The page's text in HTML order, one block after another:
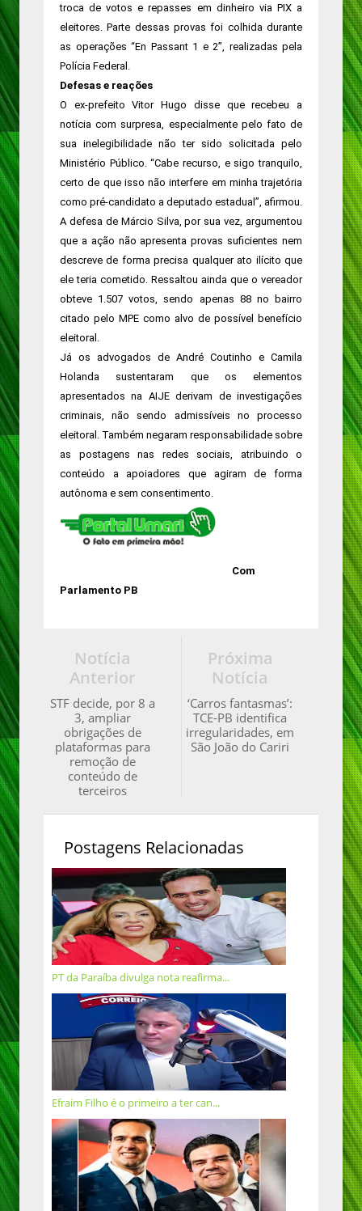
troca de votos e repasses em dinheiro via PIX a
eleitores. Parte dessas provas foi colhida durante
as operações “En Passant 1 e 2”, realizadas pela
Polícia Federal.
Defesas e reações
O ex-prefeito Vitor Hugo disse que recebeu a
notícia com surpresa, especialmente pelo fato de
sua inelegibilidade não ter sido solicitada pelo
Ministério Público. “Cabe recurso, e sigo tranquilo,
certo de que isso não interfere em minha trajetória
como pré-candidato a deputado estadual”, afirmou.
A defesa de Márcio Silva, por sua vez, argumentou
que a ação não apresenta provas suficientes nem
descreve de forma precisa qualquer ato ilícito que
ele teria cometido. Ressaltou ainda que o vereador
obteve 1.507 votos, sendo apenas 88 no bairro
citado pelo MPE como alvo de possível benefício
eleitoral.
Já os advogados de André Coutinho e Camila
Holanda sustentaram que os elementos
apresentados na AIJE derivam de investigações
criminais, não sendo admissíveis no processo
eleitoral. Também negaram responsabilidade sobre
as postagens nas redes sociais, atribuindo o
conteúdo a apoiadores que agiram de forma
autônoma e sem consentimento.
Com
Parlamento PB
Próxima
Notícia
‘Carros fantasmas’:
TCE-PB identifica
irregularidades, em
São João do Cariri
Notícia
Anterior
STF decide, por 8 a
3, ampliar
obrigações de
plataformas para
remoção de
conteúdo de
terceiros
Postagens Relacionadas
PT da Paraíba divulga nota reafirma...
Efraim Filho é o primeiro a ter can...